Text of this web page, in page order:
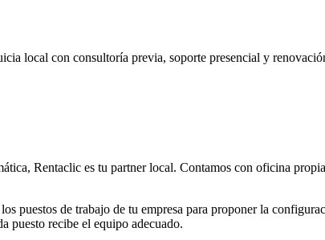
local con consultoría previa, soporte presencial y
Rentaclic es tu partner local. Contamos con oficina
puestos de trabajo de tu empresa para proponer la
puesto recibe el equipo adecuado.